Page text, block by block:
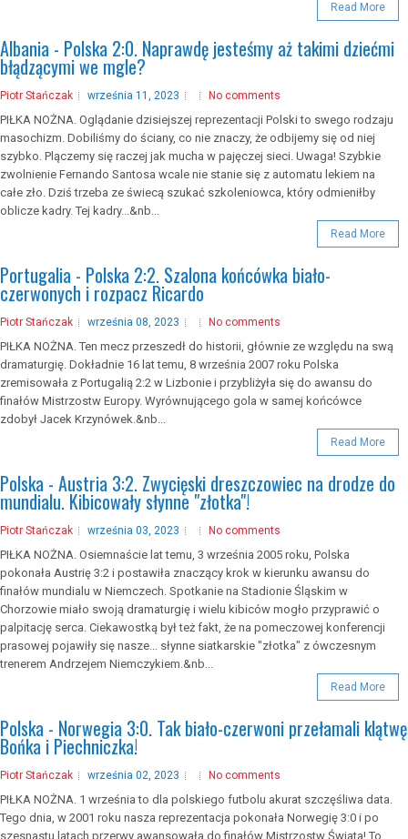
Read More
Albania - Polska 2:0. Naprawdę jesteśmy aż takimi dziećmi
błądzącymi we mgle?
Piotr Stańczak września 11, 2023 No comments
PIŁKA NOŻNA. Oglądanie dzisiejszej reprezentacji Polski to swego rodzaju
masochizm. Dobiliśmy do ściany, co nie znaczy, że odbijemy się od niej
szybko. Plączemy się raczej jak mucha w pajęczej sieci. Uwaga! Szybkie
zwolnienie Fernando Santosa wcale nie stanie się z automatu lekiem na
całe zło. Dziś trzeba ze świecą szukać szkoleniowca, który odmieniłby
oblicze kadry. Tej kadry...&nb...
Read More
Portugalia - Polska 2:2. Szalona końcówka biało-
czerwonych i rozpacz Ricardo
Piotr Stańczak września 08, 2023 No comments
PIŁKA NOŻNA. Ten mecz przeszedł do historii, głównie ze względu na swą
dramaturgię. Dokładnie 16 lat temu, 8 września 2007 roku Polska
zremisowała z Portugalią 2:2 w Lizbonie i przybliżyła się do awansu do
finałów Mistrzostw Europy. Wyrównującego gola w samej końcówce
zdobył Jacek Krzynówek.&nb...
Read More
Polska - Austria 3:2. Zwycięski dreszczowiec na drodze do
mundialu. Kibicowały słynne "złotka"!
Piotr Stańczak września 03, 2023 No comments
PIŁKA NOŻNA. Osiemnaście lat temu, 3 września 2005 roku, Polska
pokonała Austrię 3:2 i postawiła znaczący krok w kierunku awansu do
finałów mundialu w Niemczech. Spotkanie na Stadionie Śląskim w
Chorzowie miało swoją dramaturgię i wielu kibiców mogło przyprawić o
palpitację serca. Ciekawostką był też fakt, że na pomeczowej konferencji
prasowej pojawiły się nasze... słynne siatkarskie "złotka" z ówczesnym
trenerem Andrzejem Niemczykiem.&nb...
Read More
Polska - Norwegia 3:0. Tak biało-czerwoni przełamali klątwę
Bońka i Piechniczka!
Piotr Stańczak września 02, 2023 No comments
PIŁKA NOŻNA. 1 września to dla polskiego futbolu akurat szczęśliwa data.
Tego dnia, w 2001 roku nasza reprezentacja pokonała Norwegię 3:0 i po
szesnastu latach przerwy awansowała do finałów Mistrzostw Świata! To